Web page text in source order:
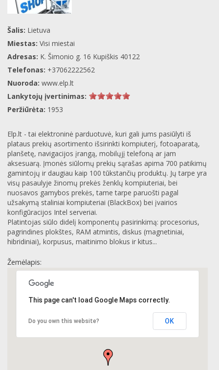
Šalis: Lietuva
Miestas: Visi miestai
Adresas: K. Šimonio g. 16 Kupiškis 40122
Telefonas: +37062222562
Nuoroda: www.elp.lt
Lankytojų įvertinimas:
Peržiūrėta: 1953
Elp.lt - tai elektroninė parduotuvė, kuri gali jums pasiūlyti iš
plataus prekių asortimento išsirinkti kompiuterį, fotoaparatą,
planšetę, navigacijos įrangą, mobilųjį telefoną ar jam
aksesuarą. Įmonės siūlomų prekių sąrašas apima 700 patikimų
gamintojų ir daugiau kaip 100 tūkstančių produktų. Jų tarpe yra
visų pasaulyje žinomų prekės ženklų kompiuteriai, bei
nuosavos gamybos prekės, tame tarpe paruošti pagal
užsakymą staliniai kompiuteriai (BlackBox) bei įvairios
konfigūracijos Intel serveriai.
Platintojas siūlo didelį komponentų pasirinkimą: procesorius,
pagrindines plokštes, RAM atmintis, diskus (magnetiniai,
hibridiniai), korpusus, maitinimo blokus ir kitus...
Žemėlapis:
This page can't load Google Maps correctly.
Do you own this website? OK